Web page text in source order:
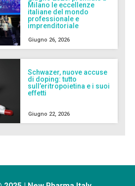
Milano le eccellenze
italiane del mondo
professionale e
imprenditoriale
Giugno 26, 2026
Schwazer, nuove accuse
di doping: tutto
sull’eritropoietina e i suoi
effetti
Giugno 22, 2026